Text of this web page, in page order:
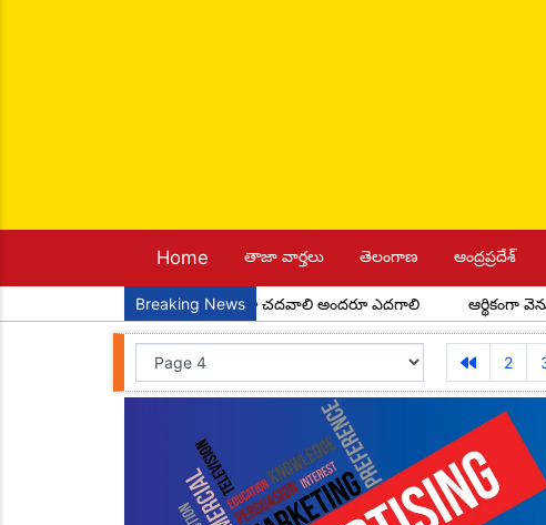
Home తాజా వార్తలు తెలంగాణ ఆంద్రప్రదేశ్
Breaking News
బాలలే రేపటి పౌరులు... అందరూ చదవాలి అందరూ ఎదగాలి ఆర్థికంగా వెనుకబడిన
2